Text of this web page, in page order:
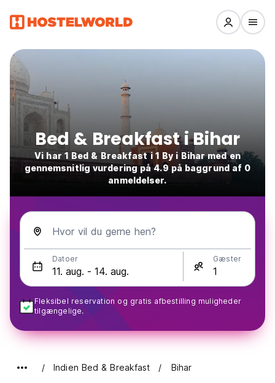
Bed & Breakfast i Bihar
Vi har 1 Bed & Breakfast i 1 By i Bihar med en
gennemsnitlig vurdering på 4.9 på baggrund af 0
anmeldelser.
Hvor vil du gerne hen?
Datoer Gæster
Fleksibel reservation og gratis afbestilling muligheder
tilgængelige.
Indien Bed & Breakfast Bihar